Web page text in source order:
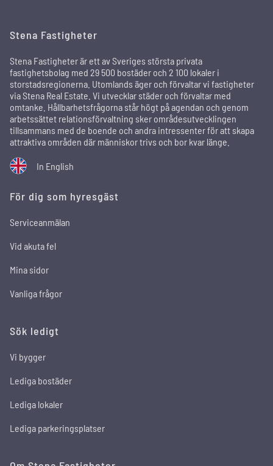
Stena Fastigheter
Stena Fastigheter är ett av Sveriges största privata
fastighetsbolag med 29 500 bostäder och 2 100 lokaler i
storstadsregionerna. Utomlands äger och förvaltar vi fastigheter
via Stena Real Estate. Vi utvecklar städer och förvaltar med
omtanke. Hållbarhetsfrågorna står högt på agendan och genom
arbetssättet relationsförvaltning sker områdesutvecklingen
tillsammans med de boende och andra intressenter för att skapa
attraktiva områden där människor trivs och bor kvar länge.
In English
För dig som hyresgäst
Serviceanmälan
Vid akuta fel
Mina sidor
Vanliga frågor
Sök ledigt
Vi bygger
Lediga bostäder
Lediga lokaler
Lediga parkeringsplatser